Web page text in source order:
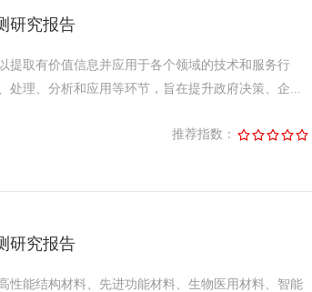
研究报告
提取有价值信息并应用于各个领域的技术和服务行
处理、分析和应用等环节，旨在提升政府决策、企...
推荐指数：
研究报告
性能结构材料、先进功能材料、生物医用材料、智能